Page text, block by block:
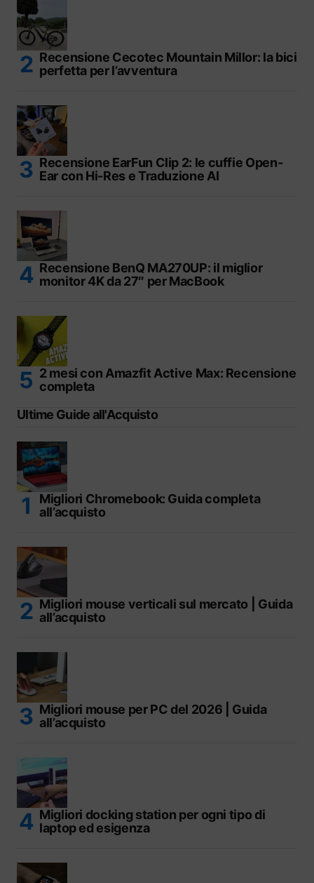
Recensione Cecotec Mountain Millor: la bici
perfetta per l’avventura
Recensione EarFun Clip 2: le cuffie Open-
Ear con Hi-Res e Traduzione AI
Recensione BenQ MA270UP: il miglior
monitor 4K da 27″ per MacBook
2 mesi con Amazfit Active Max: Recensione
completa
Ultime Guide all'Acquisto
Migliori Chromebook: Guida completa
all’acquisto
Migliori mouse verticali sul mercato | Guida
all’acquisto
Migliori mouse per PC del 2026 | Guida
all’acquisto
Migliori docking station per ogni tipo di
laptop ed esigenza